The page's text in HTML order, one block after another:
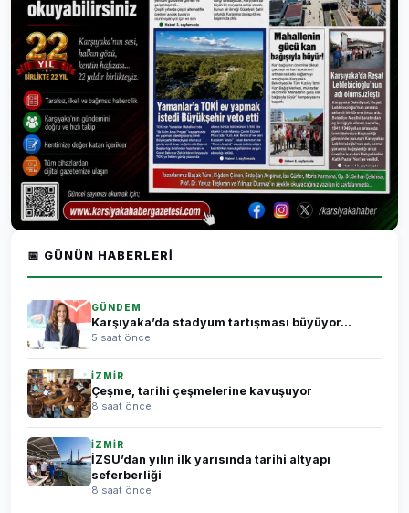
📅 GÜNÜN HABERLERI
GÜNDEM
Karşıyaka’da stadyum tartışması büyüyor...
5 saat önce
İZMİR
Çeşme, tarihi çeşmelerine kavuşuyor
8 saat önce
İZMİR
İZSU’dan yılın ilk yarısında tarihi altyapı
seferberliği
8 saat önce